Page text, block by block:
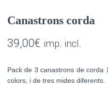
Canastrons corda
39,00€ imp. incl.
Pack de 3 canastrons de corda
colors, i de tres mides diferents.